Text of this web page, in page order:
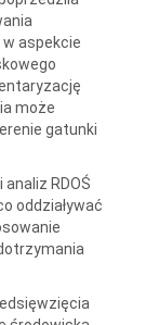
aspekcie
może
gatunki
RDOŚ
oddziaływać